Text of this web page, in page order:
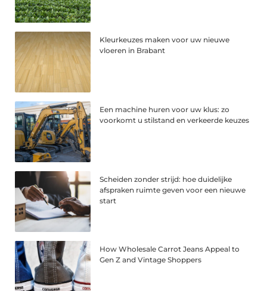
Kleurkeuzes maken voor uw nieuwe
vloeren in Brabant
Een machine huren voor uw klus: zo
voorkomt u stilstand en verkeerde keuzes
Scheiden zonder strijd: hoe duidelijke
afspraken ruimte geven voor een nieuwe
start
How Wholesale Carrot Jeans Appeal to
Gen Z and Vintage Shoppers